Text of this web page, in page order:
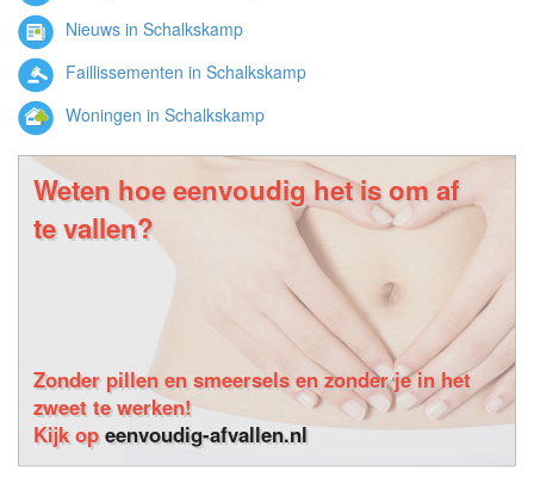
Nieuws in Schalkskamp
Faillissementen in Schalkskamp
Woningen in Schalkskamp
Weten hoe eenvoudig het is om af
te vallen?
Zonder pillen en smeersels en zonder je in het
zweet te werken!
Kijk opeenvoudig-afvallen.nl